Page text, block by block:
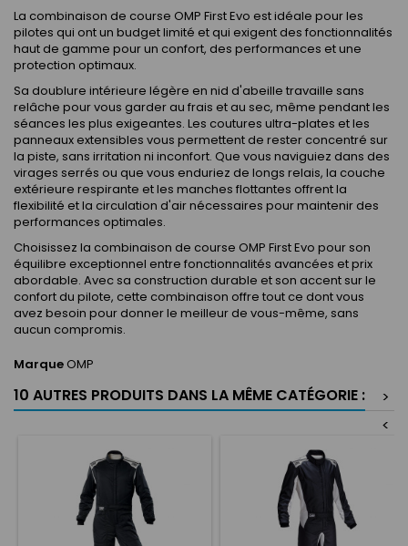
La combinaison de course OMP First Evo est idéale pour les
pilotes qui ont un budget limité et qui exigent des fonctionnalités
haut de gamme pour un confort, des performances et une
protection optimaux.
Sa doublure intérieure légère en nid d'abeille travaille sans
relâche pour vous garder au frais et au sec, même pendant les
séances les plus exigeantes. Les coutures ultra-plates et les
panneaux extensibles vous permettent de rester concentré sur
la piste, sans irritation ni inconfort. Que vous naviguiez dans des
virages serrés ou que vous enduriez de longs relais, la couche
extérieure respirante et les manches flottantes offrent la
flexibilité et la circulation d'air nécessaires pour maintenir des
performances optimales.
Choisissez la combinaison de course OMP First Evo pour son
équilibre exceptionnel entre fonctionnalités avancées et prix
abordable. Avec sa construction durable et son accent sur le
confort du pilote, cette combinaison offre tout ce dont vous
avez besoin pour donner le meilleur de vous-même, sans
aucun compromis.
MarqueOMP
10 AUTRES PRODUITS DANS LA MÊME CATÉGORIE :
>
<